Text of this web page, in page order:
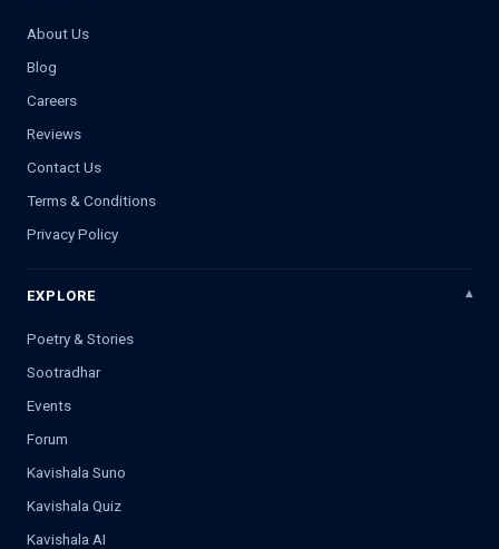
About Us
Blog
Careers
Reviews
Contact Us
Terms & Conditions
Privacy Policy
EXPLORE
Poetry & Stories
Sootradhar
Events
Forum
Kavishala Suno
Kavishala Quiz
Kavishala AI